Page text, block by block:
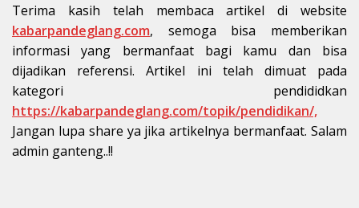
Terima kasih telah membaca artikel di website
kabarpandeglang.com, semoga bisa memberikan
informasi yang bermanfaat bagi kamu dan bisa
dijadikan referensi. Artikel ini telah dimuat pada
kategori pendididkan
https://kabarpandeglang.com/topik/pendidikan/,
Jangan lupa share ya jika artikelnya bermanfaat. Salam
admin ganteng..!!